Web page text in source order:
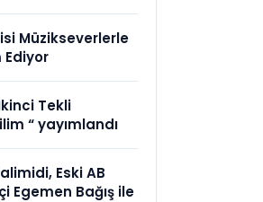
Müzikseverlerle
Ediyor
Tekli
“ yayımlandı
Eski AB
Egemen Bağış ile